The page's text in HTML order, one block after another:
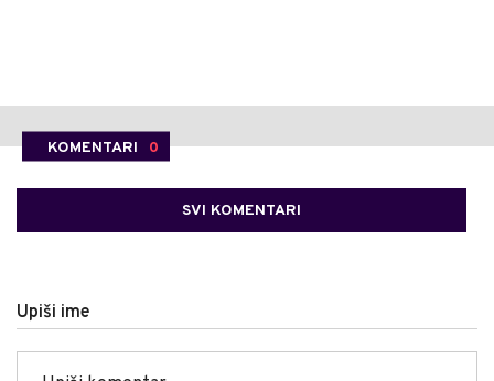
KOMENTARI 0
SVI KOMENTARI
Upiši ime